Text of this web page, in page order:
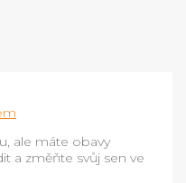
ale máte obavy
a změňte svůj sen ve